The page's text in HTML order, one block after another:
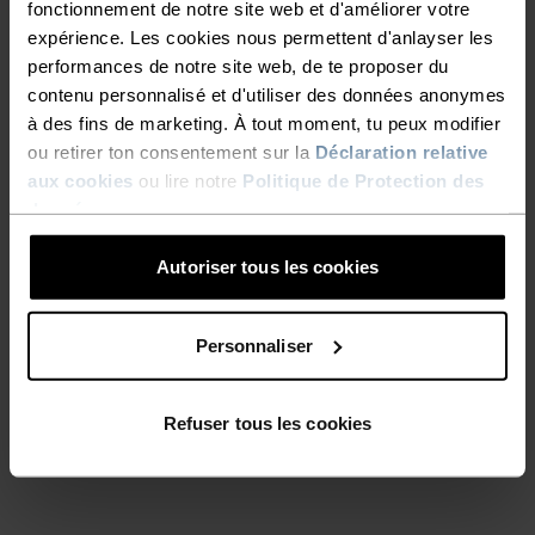
fonctionnement de notre site web et d'améliorer votre
expérience. Les cookies nous permettent d'anlayser les
performances de notre site web, de te proposer du
contenu personnalisé et d'utiliser des données anonymes
à des fins de marketing. À tout moment, tu peux modifier
ou retirer ton consentement sur la Déclaration relative
aux cookies ou lire notre Politique de Protection des
Autoriser tous les cookies
Personnaliser
Refuser tous les cookies
AU TOUCHER, IL APPORTE UN
EXCELLENT BIEN-ÊTRE
LONGUE DURÉE. DE PLUS, IL
EST FABRIQUÉ AVEC 67 % DE
FIBRES RECYCLÉES, DANS LA
DROITE LIGNE DE
L’ENGAGEMENT
RESPONSABLE D’ODLO.
ENFIN, GRÂCE AUX DÉTAILS
RÉFLÉCHISSANTS QUI
VISIBILITÉ LORSQUE LA
LÉGER COMME L'AIR
Vêtements de running techniques à séchage
rapide pour garder une longueur d'avance.
BAS MODÉRÉ ÉLEVÉ
ACTIVITÉS À HAUTE INTENSITÉ